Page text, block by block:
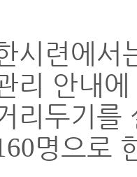
시련에서
리 안내에
리두기를
명으로